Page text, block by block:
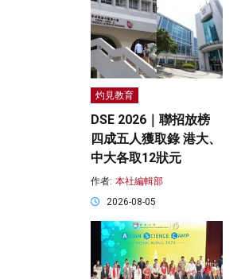
灼見教育
DSE 2026｜聯招放榜
四成五人獲取錄 港大、
中大各取12狀元
作者: 本社編輯部
2026-08-05